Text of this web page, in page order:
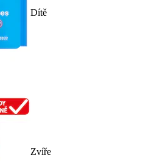
Dítě
Zvíře